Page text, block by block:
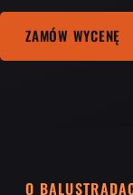
ZAMÓW WYCENĘ
O